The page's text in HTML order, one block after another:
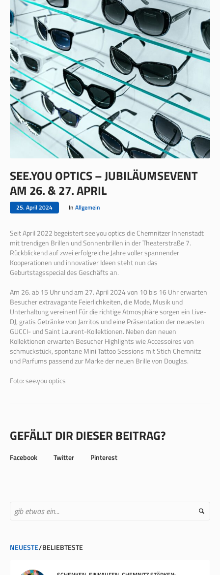
SEE.YOU OPTICS – JUBILÄUMSEVENT
AM 26. & 27. APRIL
25. April 2024 In Allgemein
Seit April 2022 begeistert see.you optics die Chemnitzer Innenstadt
mit trendigen Brillen und Sonnenbrillen in der Theaterstraße 7.
Rückblickend auf zwei erfolgreiche Jahre voller spannender
Kooperationen und innovativer Ideen steht nun das
Geburtstagsspecial des Geschäfts an.
Am 26. ab 15 Uhr und am 27. April 2024 von 10 bis 16 Uhr erwarten
Besucher extravagante Feierlichkeiten, die Mode, Musik und
Unterhaltung vereinen! Für die richtige Atmosphäre sorgen ein Live-
DJ, gratis Getränke von Jarritos und eine Präsentation der neuesten
GUCCI- und Saint Laurent-Kollektionen. Neben den neuen
Kollektionen erwarten Besucher Highlights wie Accessoires von
schmuckstück, spontane Mini Tattoo Sessions mit Stich Chemnitz
und Parfums passend zur Marke der neuen Brille von Douglas.
Foto: see.you optics
GEFÄLLT DIR DIESER BEITRAG?
Facebook Twitter Pinterest
NEUESTE BELIEBTESTE